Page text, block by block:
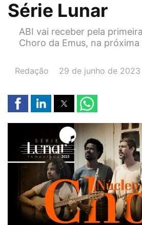
Série Lunar
ABI vai receber pela
Choro da Emus, na
AUTOR(A):
Redação DATA:
29 de junho de 2023